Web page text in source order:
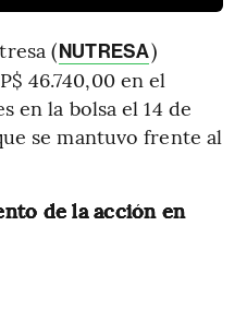
(NUTRESA)
46.740,00 en el
en la bolsa el 14 de
se mantuvo frente al
de la acción en